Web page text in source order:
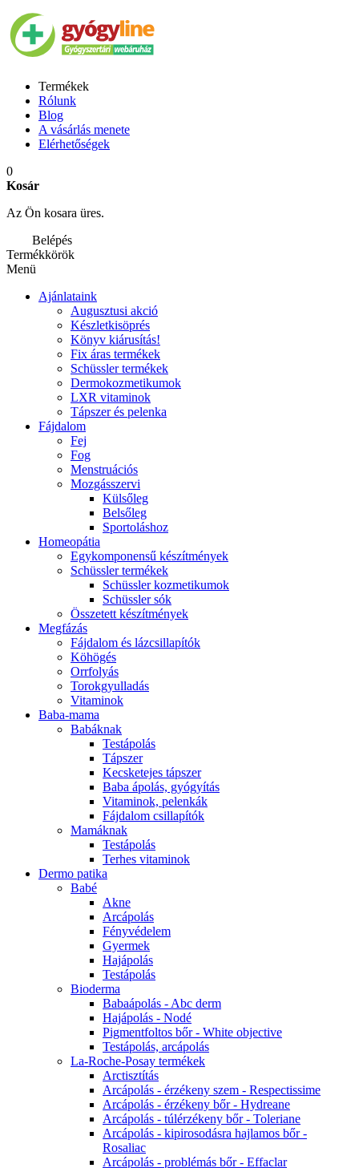
Termékek
Rólunk
Blog
A vásárlás menete
Elérhetőségek
0
Kosár
Az Ön kosara üres.
Belépés
Termékkörök
Menü
Ajánlataink
Augusztusi akció
Készletkisöprés
Könyv kiárusítás!
Fix áras termékek
Schüssler termékek
Dermokozmetikumok
LXR vitaminok
Tápszer és pelenka
Fájdalom
Fej
Fog
Menstruációs
Mozgásszervi
Külsőleg
Belsőleg
Sportoláshoz
Homeopátia
Egykomponensű készítmények
Schüssler termékek
Schüssler kozmetikumok
Schüssler sók
Összetett készítmények
Megfázás
Fájdalom és lázcsillapítók
Köhögés
Orrfolyás
Torokgyulladás
Vitaminok
Baba-mama
Babáknak
Testápolás
Tápszer
Kecsketejes tápszer
Baba ápolás, gyógyítás
Vitaminok, pelenkák
Fájdalom csillapítók
Mamáknak
Testápolás
Terhes vitaminok
Dermo patika
Babé
Akne
Arcápolás
Fényvédelem
Gyermek
Hajápolás
Testápolás
Bioderma
Babaápolás - Abc derm
Hajápolás - Nodé
Pigmentfoltos bőr - White objective
Testápolás, arcápolás
La-Roche-Posay termékek
Arctisztítás
Arcápolás - érzékeny szem - Respectissime
Arcápolás - érzékeny bőr - Hydreane
Arcápolás - túlérzékeny bőr - Toleriane
Arcápolás - kipirosodásra hajlamos bőr -
Rosaliac
Arcápolás - problémás bőr - Effaclar